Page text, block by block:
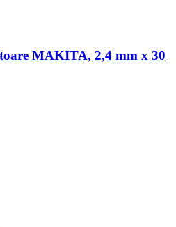
MAKITA, 2,4 mm x 30